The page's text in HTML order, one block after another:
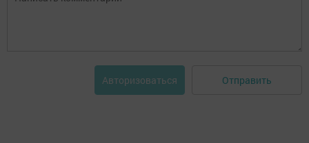
Авторизоваться Отправить